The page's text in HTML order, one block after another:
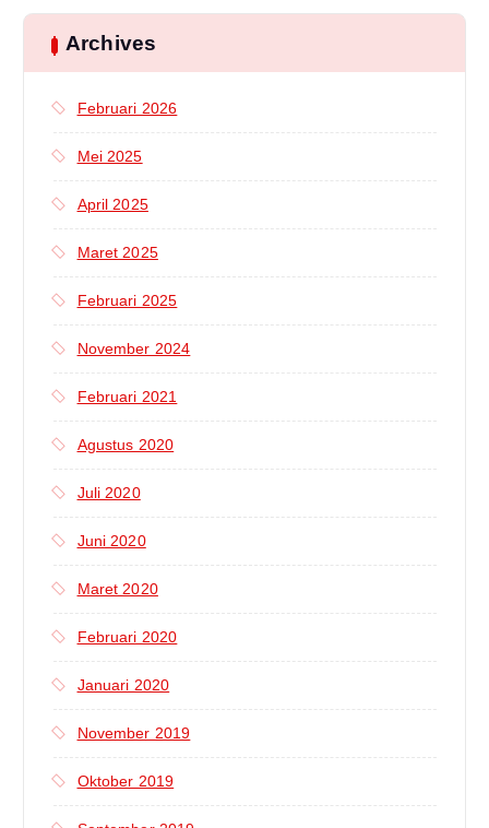
u
n
k
Archives
Februari 2026
Mei 2025
April 2025
Maret 2025
Februari 2025
November 2024
Februari 2021
Agustus 2020
Juli 2020
Juni 2020
Maret 2020
Februari 2020
Januari 2020
November 2019
Oktober 2019